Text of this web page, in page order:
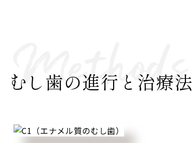
むし歯の進行と治療法